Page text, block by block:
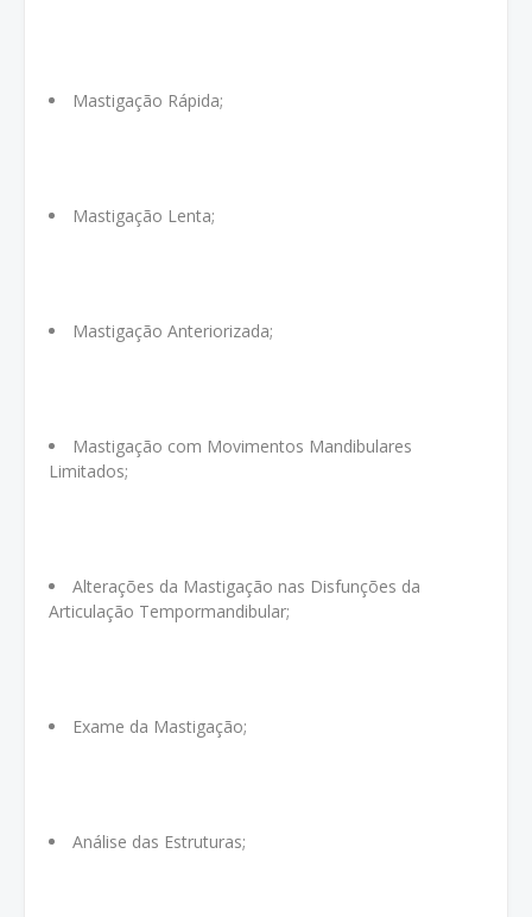
Mastigação Rápida;
Mastigação Lenta;
Mastigação Anteriorizada;
Mastigação com Movimentos Mandibulares
Limitados;
Alterações da Mastigação nas Disfunções da
Articulação Tempormandibular;
Exame da Mastigação;
Análise das Estruturas;